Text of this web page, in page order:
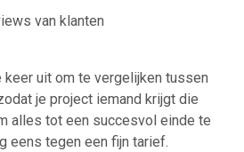
van klanten
keer uit om te vergelijken tussen
je project iemand krijgt die
alles tot een succesvol einde te
eens tegen een fijn tarief.